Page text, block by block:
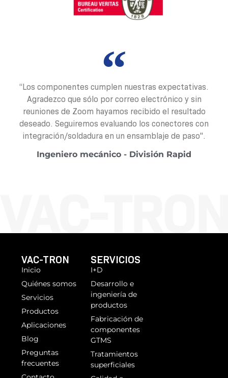
“Los componentes cumplen nuestras expectativas.
Agradezco que sólo por correo electrónico y sin
reuniones de Zoom hayamos recibido el resultado
deseado. Seguiremos evaluando los conectores con
integración/soldadura en un ensamblaje de paso".
Ingeniero mecánico - División Rapid
VAC-TRON
Inicio
Quiénes somos
Servicios
Productos
Aplicaciones
Blog
Preguntas
frecuentes
SERVICIOS
I+D
Desarrollo e
ingeniería de
productos
Fabricación de
componentes
GTMS
Tratamientos
superficiales